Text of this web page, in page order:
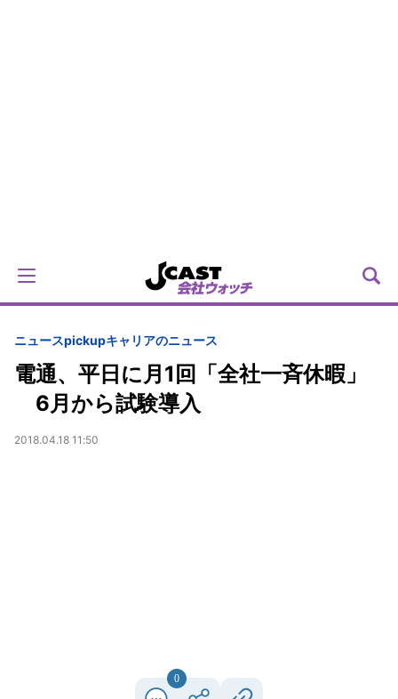
ニュースpickupキャリアのニュース
電通、平日に月1回「全社一斉休暇」
6月から試験導入
2018.04.18 11:50
0